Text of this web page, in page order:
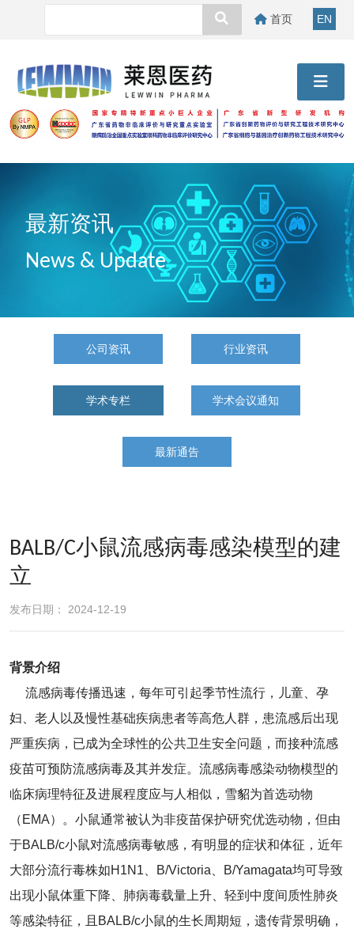
首页 EN
最新资讯
News & Update
公司资讯 行业资讯
学术专栏 学术会议通知
最新通告
BALB/c小鼠流感病毒感染模型的建
立
发布日期： 2024-12-19
背景介绍
流感病毒传播迅速，每年可引起季节性流行，儿童、孕
妇、老人以及慢性基础疾病患者等高危人群，患流感后出现
严重疾病，已成为全球性的公共卫生安全问题，而接种流感
疫苗可预防流感病毒及其并发症。流感病毒感染动物模型的
临床病理特征及进展程度应与人相似，雪貂为首选动物
（EMA）。小鼠通常被认为非疫苗保护研究优选动物，但由
于BALB/c小鼠对流感病毒敏感，有明显的症状和体征，近年
大部分流行毒株如H1N1、B/Victoria、B/Yamagata均可导致
出现小鼠体重下降、肺病毒载量上升、轻到中度间质性肺炎
等感染特征，且BALB/c小鼠的生长周期短，遗传背景明确，